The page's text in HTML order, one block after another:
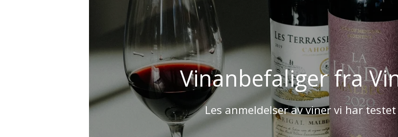
Vinanbefaliger fra
Les anmeldelser av viner vi har